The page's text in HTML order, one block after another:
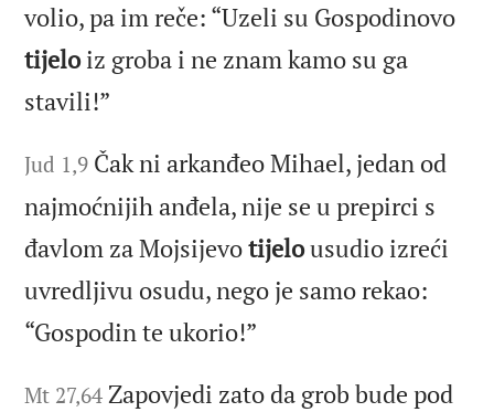
volio, pa im reče: “Uzeli su Gospodinovo
tijeloiz groba i ne znam kamo su ga
stavili!”
Jud 1,9 Čak ni arkanđeo Mihael, jedan od
najmoćnijih anđela, nije se u prepirci s
đavlom za Mojsijevotijelousudio izreći
uvredljivu osudu, nego je samo rekao:
“Gospodin te ukorio!”
Mt 27,64 Zapovjedi zato da grob bude pod